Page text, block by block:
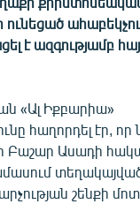
է ազգությամբ
«Ալ Իքբարիա»
հաղորդել էր,
Բաշար Ասադի
շենքի